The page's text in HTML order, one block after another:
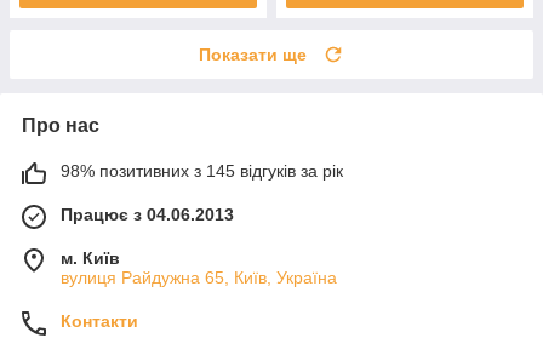
Показати ще
Про нас
98% позитивних з 145 відгуків за рік
Працює з 04.06.2013
м. Київ
вулиця Райдужна 65, Київ, Україна
Контакти